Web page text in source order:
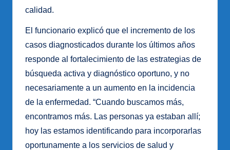
calidad.
El funcionario explicó que el incremento de los
casos diagnosticados durante los últimos años
responde al fortalecimiento de las estrategias de
búsqueda activa y diagnóstico oportuno, y no
necesariamente a un aumento en la incidencia
de la enfermedad. “Cuando buscamos más,
encontramos más. Las personas ya estaban allí;
hoy las estamos identificando para incorporarlas
oportunamente a los servicios de salud y